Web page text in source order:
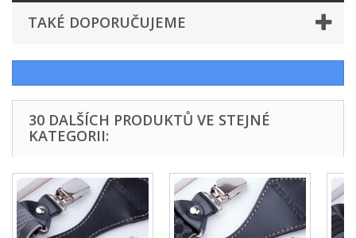
TAKÉ DOPORUČUJEME
30 DALŠÍCH PRODUKTŮ VE STEJNÉ
KATEGORII: